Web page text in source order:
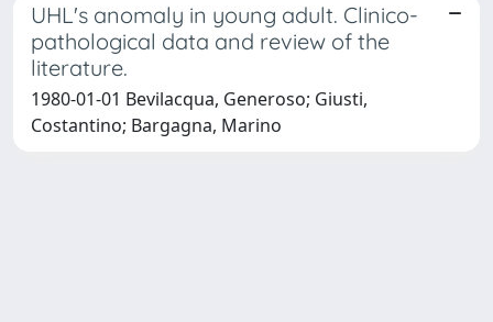
UHL's anomaly in young adult. Clinico-
pathological data and review of the
literature.
1980-01-01 Bevilacqua, Generoso; Giusti,
Costantino; Bargagna, Marino